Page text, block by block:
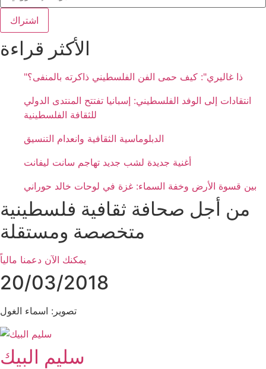
اشتراك
الأكثر قراءة
"ذا غاليري": كيف حمى الفن الفلسطيني ذاكرته بالمنفى؟
انتقادات إلى الوفد الفلسطيني: إسبانيا تفتتح المنتدى الدولي
للثقافة الفلسطينية
الدبلوماسية الثقافية وانعدام التنسيق
أغنية جديدة لشب جديد تهاجم سانت ليفانت
بين قسوة الأرض وخفة السماء: غزة في لوحات خالد حوراني
من أجل صحافة ثقافية فلسطينية
متخصصة ومستقلة
يمكنك الآن دعمنا مالياً
20/03/2018
تصوير: اسماء الغول
سليم البيك